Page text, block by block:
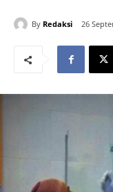
By Redaksi 26